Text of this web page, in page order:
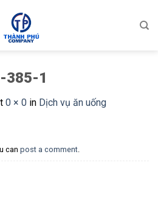
385-1
0 × 0 in Dịch vụ ăn uống
can post a comment.